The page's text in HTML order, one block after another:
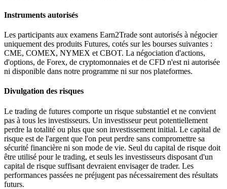
Instruments autorisés
Les participants aux examens Earn2Trade sont autorisés à négocier
uniquement des produits Futures, cotés sur les bourses suivantes :
CME, COMEX, NYMEX et CBOT. La négociation d'actions,
d'options, de Forex, de cryptomonnaies et de CFD n'est ni autorisée
ni disponible dans notre programme ni sur nos plateformes.
Divulgation des risques
Le trading de futures comporte un risque substantiel et ne convient
pas à tous les investisseurs. Un investisseur peut potentiellement
perdre la totalité ou plus que son investissement initial. Le capital de
risque est de l'argent que l'on peut perdre sans compromettre sa
sécurité financière ni son mode de vie. Seul du capital de risque doit
être utilisé pour le trading, et seuls les investisseurs disposant d'un
capital de risque suffisant devraient envisager de trader. Les
performances passées ne préjugent pas nécessairement des résultats
futurs.